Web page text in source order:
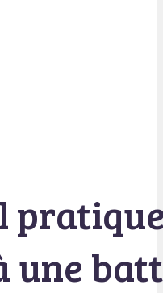
une